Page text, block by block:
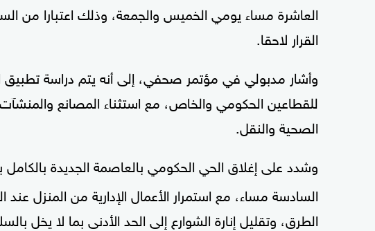
القرار لاحقا.
وأشار مدبولي في مؤتمر صحفي، إلى أنه يتم دراسة
للقطاعين الحكومي والخاص، مع استثناء المصانع والمنشآت
الصحية والنقل.
وشدد على إغلاق الحي الحكومي بالعاصمة الجديدة بالكامل
السادسة مساء، مع استمرار الأعمال الإدارية من المنزل
الطرق، وتقليل إنارة الشوارع إلى الحد الأدنى بما لا يخل